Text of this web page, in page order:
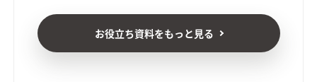
お役立ち資料をもっと見る